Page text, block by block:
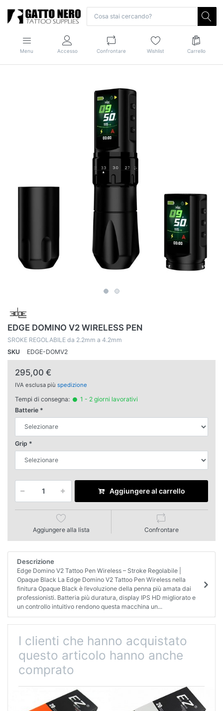
Menu Accesso Confrontare Wishlist Carrello
EDGE DOMINO V2 WIRELESS PEN
SROKE REGOLABILE da 2.2mm a 4.2mm
SKU
EDGE-DOMV2
295,00 €
IVA esclusa più spedizione
Tempi di consegna:
1 - 2 giorni lavorativi
Batterie
Grip
Aggiungere al carrello
Aggiungere alla lista Confrontare
Descrizione
Edge Domino V2 Tattoo Pen Wireless – Stroke Regolabile |
Opaque Black La Edge Domino V2 Tattoo Pen Wireless nella
finitura Opaque Black è l’evoluzione della penna più amata dai
professionisti. Batteria più duratura, display IPS HD migliorato e
un controllo intuitivo rendono questa macchina un...
I clienti che hanno acquistato
questo articolo hanno anche
comprato